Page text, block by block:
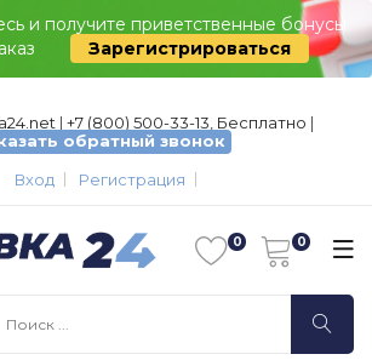
и получите приветственные бонусы
Зарегистрироваться
| +7 (800) 500-33-13, Бесплатно |
обратный звонок
Вход
Регистрация